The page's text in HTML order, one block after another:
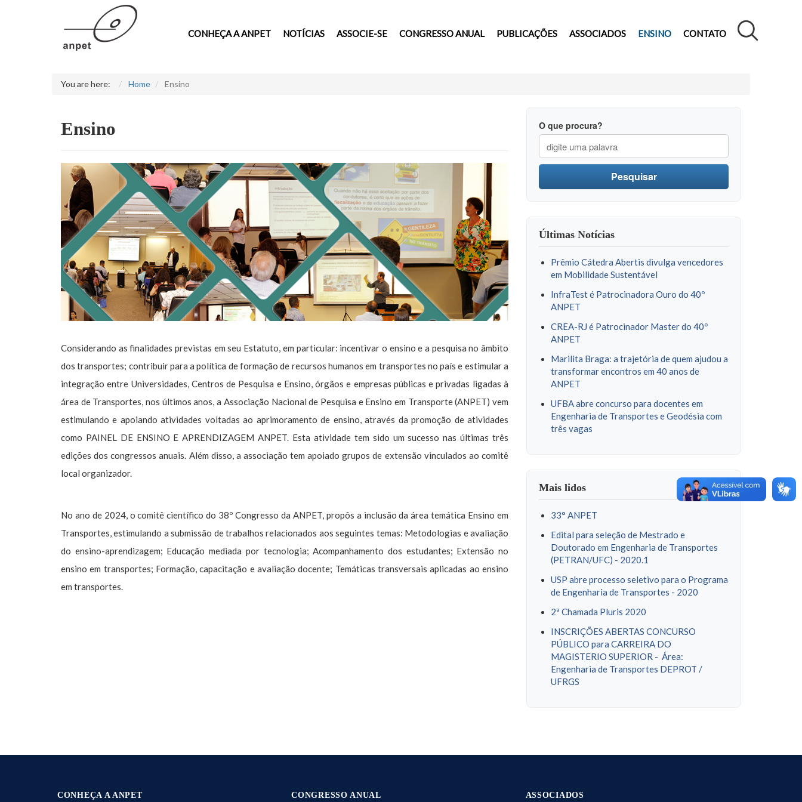
CONHEÇA A ANPET NOTÍCIAS ASSOCIE-SE CONGRESSO ANUAL PUBLICAÇÕES ASSOCIADOS ENSINO CONTATO
You are here: Home Ensino
Ensino
Considerando as finalidades previstas em seu Estatuto, em particular: incentivar o ensino e a pesquisa no âmbito
dos transportes; contribuir para a política de formação de recursos humanos em transportes no país e estimular a
integração entre Universidades, Centros de Pesquisa e Ensino, órgãos e empresas públicas e privadas ligadas à
área de Transportes, nos últimos anos, a Associação Nacional de Pesquisa e Ensino em Transporte (ANPET) vem
estimulando e apoiando atividades voltadas ao aprimoramento de ensino, através da promoção de atividades
como PAINEL DE ENSINO E APRENDIZAGEM ANPET. Esta atividade tem sido um sucesso nas últimas três
edições dos congressos anuais. Além disso, a associação tem apoiado grupos de extensão vinculados ao comitê
local organizador.
No ano de 2024, o comitê científico do 38º Congresso da ANPET, propôs a inclusão da área temática Ensino em
Transportes, estimulando a submissão de trabalhos relacionados aos seguintes temas: Metodologias e avaliação
do ensino-aprendizagem; Educação mediada por tecnologia; Acompanhamento dos estudantes; Extensão no
ensino em transportes; Formação, capacitação e avaliação docente; Temáticas transversais aplicadas ao ensino
em transportes.
O que procura?
Pesquisar
Últimas Notícias
Prêmio Cátedra Abertis divulga vencedores
em Mobilidade Sustentável
InfraTest é Patrocinadora Ouro do 40º
ANPET
CREA-RJ é Patrocinador Master do 40º
ANPET
Marilita Braga: a trajetória de quem ajudou a
transformar encontros em 40 anos de
ANPET
UFBA abre concurso para docentes em
Engenharia de Transportes e Geodésia com
três vagas
Mais lidos
33° ANPET
Edital para seleção de Mestrado e
Doutorado em Engenharia de Transportes
(PETRAN/UFC) - 2020.1
USP abre processo seletivo para o Programa
de Engenharia de Transportes - 2020
2ª Chamada Pluris 2020
INSCRIÇÕES ABERTAS CONCURSO
PÚBLICO para CARREIRA DO
MAGISTERIO SUPERIOR - Área:
Engenharia de Transportes DEPROT /
UFRGS
CONHEÇA A ANPET CONGRESSO ANUAL ASSOCIADOS